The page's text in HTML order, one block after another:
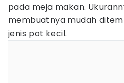
pada meja makan.
membuatnya mudah
jenis pot kecil.